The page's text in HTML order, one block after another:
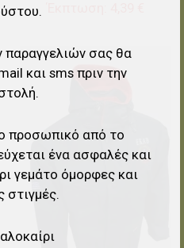
στα αγαπημένα
για σύγκριση
ματιά
παραγγελιών σας θα
και sms πριν την
προσωπικό από το
ένα ασφαλές και
γεμάτο όμορφες και
στιγμές.